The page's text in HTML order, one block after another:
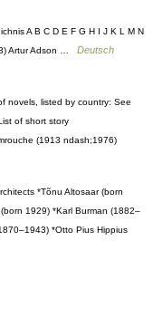
A B C D E F G H I J K L M N
Artur Adson … Deutsch
novels, listed by country: See
of short story
(1913 ndash;1976)
*Tõnu Altosaar (born
1929) *Karl Burman (1882–
*Otto Pius Hippius